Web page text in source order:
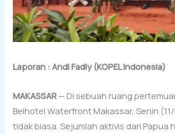
Laporan : Andi Fadly (KOPEL Indonesia)
MAKASSAR — Di sebuah ruang
Belhotel Waterfront Makassar, Senin
tidak biasa. Sejumlah aktivis dari Papua